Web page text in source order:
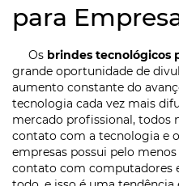
para
Os brindes tecnológicos
grande oportunidade de
aumento constante do
tecnologia cada vez mais
mercado profissional, todos
contato com a tecnologia e
empresas possui pelo
contato com computadores